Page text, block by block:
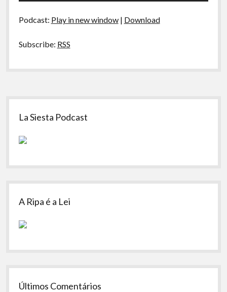
Podcast: Play in new window| Download
Subscribe: RSS
Sidebar
La Siesta Podcast
A Ripa é a Lei
Últimos Comentários